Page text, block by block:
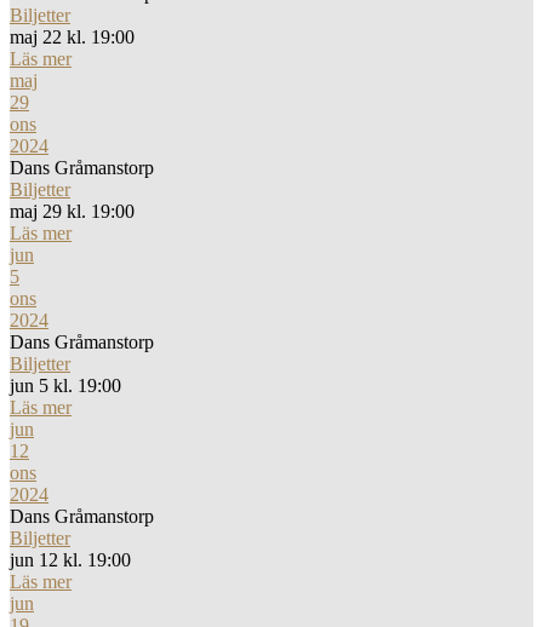
Biljetter
maj 22 kl. 19:00
Läs mer
maj
29
ons
2024
Dans Gråmanstorp
Biljetter
maj 29 kl. 19:00
Läs mer
jun
5
ons
2024
Dans Gråmanstorp
Biljetter
jun 5 kl. 19:00
Läs mer
jun
12
ons
2024
Dans Gråmanstorp
Biljetter
jun 12 kl. 19:00
Läs mer
jun